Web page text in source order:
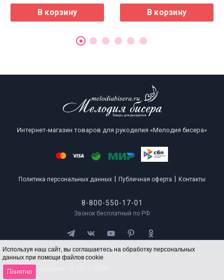
Используя наш сайт, вы соглашаетесь на обработку персональных
данных при помощи файлов cookie
Понятно
В корзину В корзину
Интернет-магазин товаров для рукоделия «Мелодия бисера»
Политика персональных данных Публичная оферта Контакты
8-800-550-17-01
Звонок бесплатный по РФ
Все права защищены © 2014 - 2026